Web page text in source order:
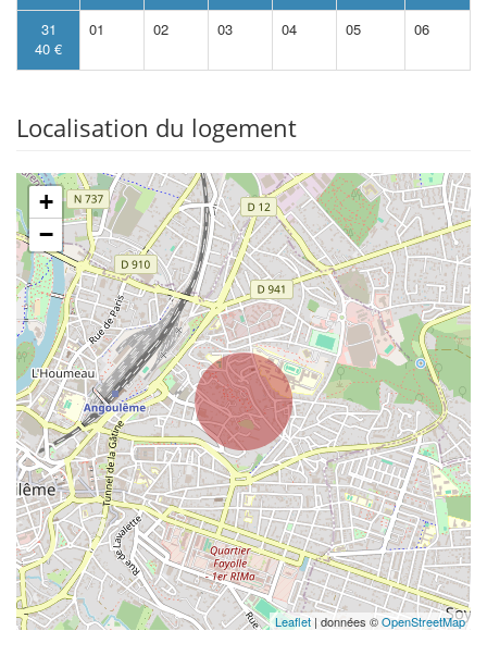
31
40 €
01 02 03 04 05 06
Localisation du logement
+
−
Leaflet | données ©OpenStreetMap